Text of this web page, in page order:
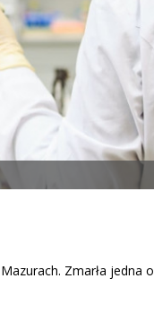
Zmarła jedna